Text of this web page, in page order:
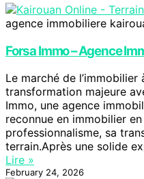
agence immobiliere
Forsa Immo – Agence
Le marché de
transformation majeure
Immo, une agence
reconnue en immobilier
professionnalisme, sa
terrain.Après une solide
Lire »
February 24, 2026